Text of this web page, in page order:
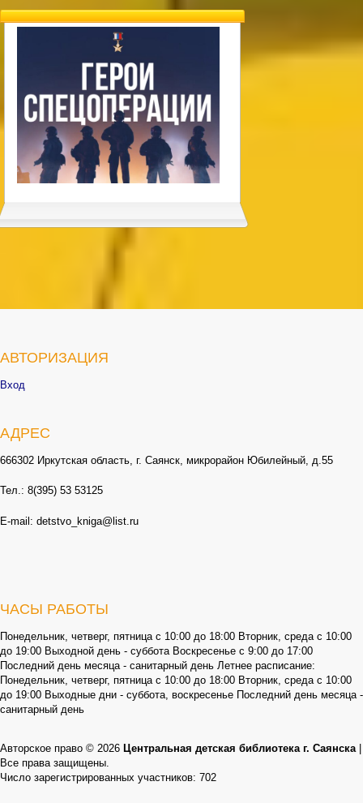
АВТОРИЗАЦИЯ
Вход
АДРЕС
666302 Иркутская область, г. Саянск, микрорайон Юбилейный, д.55
Тел.: 8(395) 53 53125
E-mail: detstvo_kniga@list.ru
ЧАСЫ РАБОТЫ
Понедельник, четверг, пятница с 10:00 до 18:00 Вторник, среда с 10:00
до 19:00 Выходной день - суббота Воскресенье с 9:00 до 17:00
Последний день месяца - санитарный день Летнее расписание:
Понедельник, четверг, пятница с 10:00 до 18:00 Вторник, среда с 10:00
до 19:00 Выходные дни - суббота, воскресенье Последний день месяца -
санитарный день
Авторское право © 2026 Центральная детская библиотека г. Саянска
Все права защищены.
Число зарегистрированных участников: 702